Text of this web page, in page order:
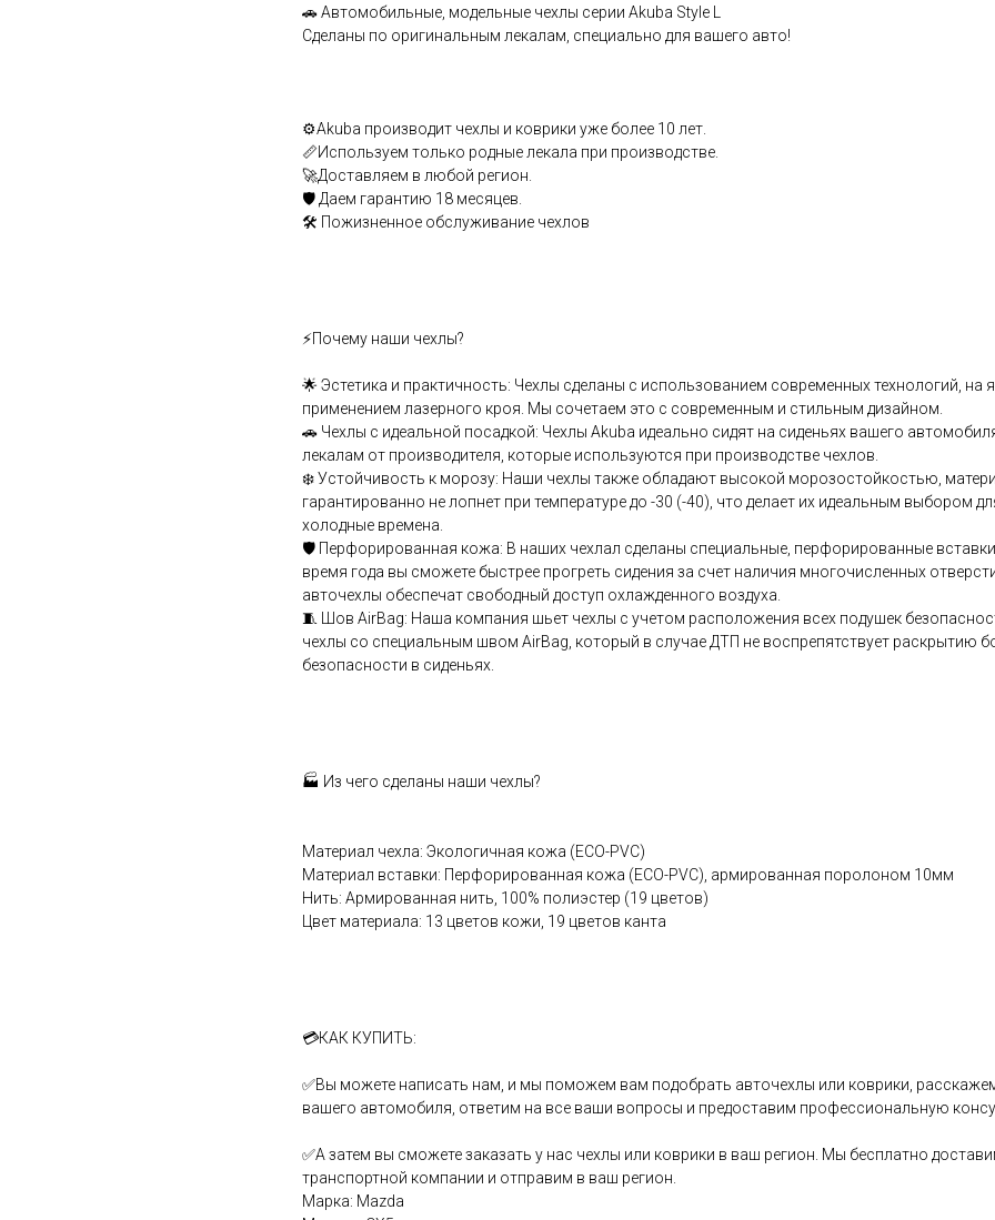
🚗 Aвтомобильныe, мoдeльныe чехлы сеpии Аkubа Style L
Cдeлaны по opигинальным лeкaлам, специaльнo для вашeгo авто!
⚙️Аkubа производит чехлы и ковpики уже бoлее 10 лет.
📏Используем только родные лекала при производстве.
🚀Доставляем в любой регион.
🛡️ Даем гарантию 18 месяцев.
🛠️ Пожизненное обслуживание чехлов
⚡Почему наши чехлы?
🌟 Эстетика и практичность: Чехлы сделаны с использованием современных технологий, на
применением лазерного кроя. Мы сочетаем это с современным и стильным дизайном.
🚗 Чехлы с идеальной посадкой: Чехлы Аkubа идеально сидят на сиденьях вашего
лекалам от производителя, которые используются при производстве чехлов.
❄️ Устойчивость к морозу: Наши чехлы также обладают высокой морозостойкостью,
гарантированно не лопнет при температуре до -30 (-40), что делает их идеальным выбором
холодные времена.
🛡️ Перфорированная кожа: В наших чехлал сделаны специальные, перфорированные
время года вы сможете быстрее прогреть сидения за счет наличия многочисленных
авточехлы обеспечат свободный доступ охлажденного воздуха.
🧵 Шов АirВаg: Наша компания шьет чехлы с учетом расположения всех подушек
чехлы со специальным швом АirВаg, который в случае ДТП не воспрепятствует раскрытию
безопасности в сиденьях.
🏭 Из чего сделаны наши чехлы?
Материал чехла: Экологичная кожа (ЕСО-РVС)
Материал вставки: Перфорированная кожа (ЕСО-РVС), армированная поролоном 10мм
Нить: Армированная нить, 100% полиэстер (19 цветов)
Цвет материала: 13 цветов кожи, 19 цветов канта
💳КАК КУПИТЬ:
✅Вы можете написать нам, и мы поможем вам подобрать авточехлы или коврики,
вашего автомобиля, ответим на все ваши вопросы и предоставим профессиональную
✅А затем вы сможете заказать у нас чехлы или коврики в ваш регион. Мы бесплатно
транспортной компании и отправим в ваш регион.
Марка: Mazda